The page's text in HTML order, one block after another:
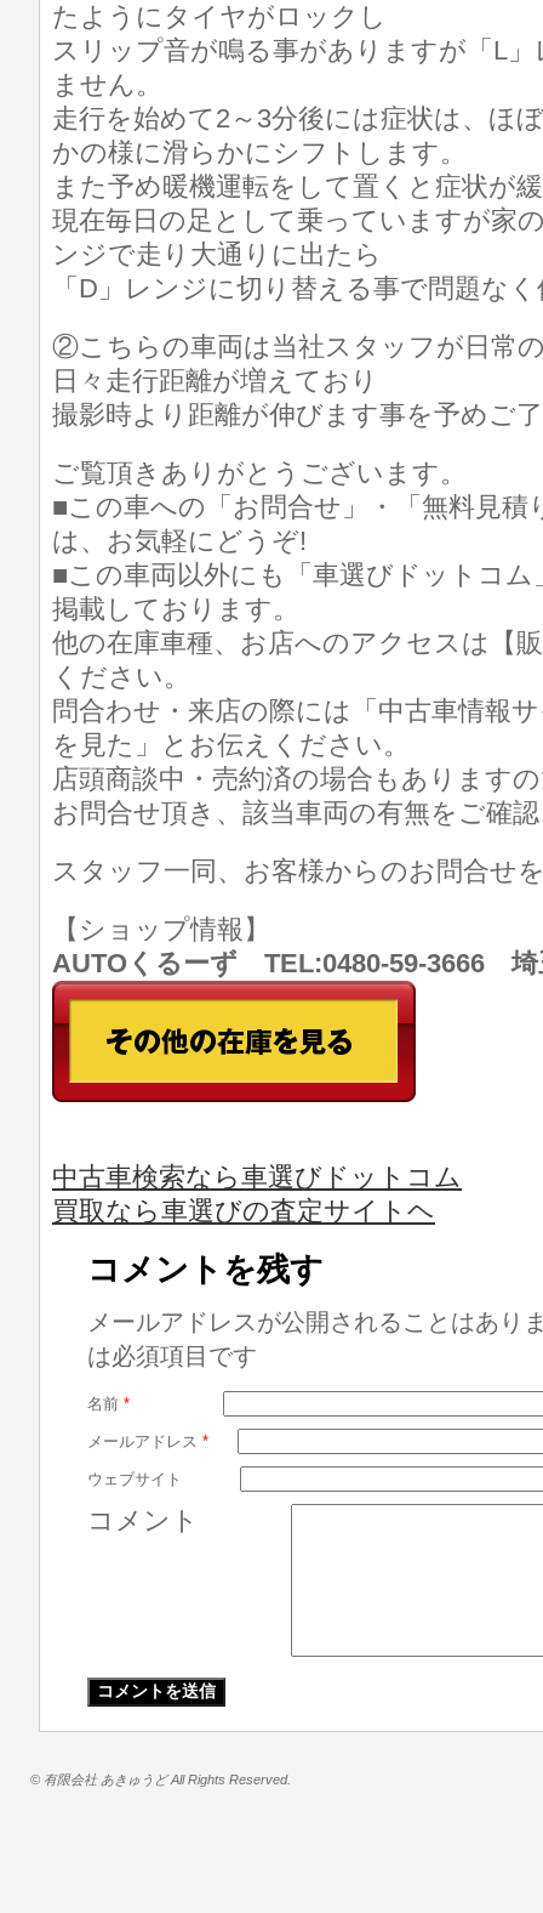
たようにタイヤがロックし
スリップ音が鳴る事がありますが「L
ません。
走行を始めて2～3分後には症状は、ほ
かの様に滑らかにシフトします。
また予め暖機運転をして置くと症状が
現在毎日の足として乗っていますが家
ンジで走り大通りに出たら
「D」レンジに切り替える事で問題な
②こちらの車両は当社スタッフが日常
日々走行距離が増えており
撮影時より距離が伸びます事を予めご
ご覧頂きありがとうございます。
■この車への「お問合せ」・「無料見積
は、お気軽にどうぞ!
■この車両以外にも「車選びドットコ
掲載しております。
他の在庫車種、お店へのアクセスは【
ください。
問合わせ・来店の際には「中古車情報
を見た」とお伝えください。
店頭商談中・売約済の場合もあります
お問合せ頂き、該当車両の有無をご確
スタッフ一同、お客様からのお問合せ
【ショップ情報】
AUTOくるーず TEL:0480-59-3666 埼
中古車検索なら車選びドットコム
買取なら車選びの査定サイトヘ
コメントを残す
メールアドレスが公開されることはあり
は必須項目です
名前 *
メールアドレス *
ウェブサイト
コメント
© 有限会社 あきゅうど All Rights Reserved.